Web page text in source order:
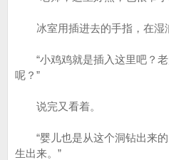
冰室用插进去的手指，在湿
“小鸡鸡就是插入这里吧？老
呢？”
说完又看着。
“婴儿也是从这个洞钻出来的
生出来。”